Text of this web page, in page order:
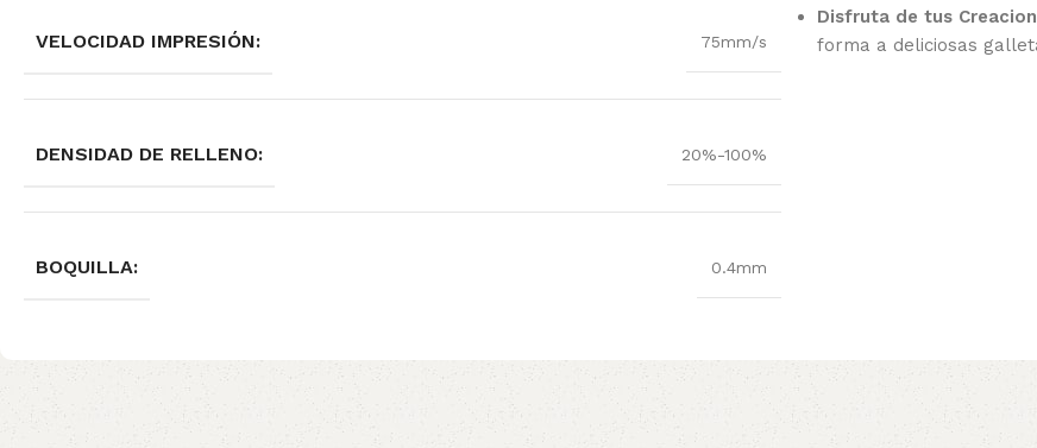
VELOCIDAD IMPRESIÓN: 75mm/s
DENSIDAD DE RELLENO: 20%-100%
BOQUILLA: 0.4mm
Disfruta de tus
forma a deliciosas